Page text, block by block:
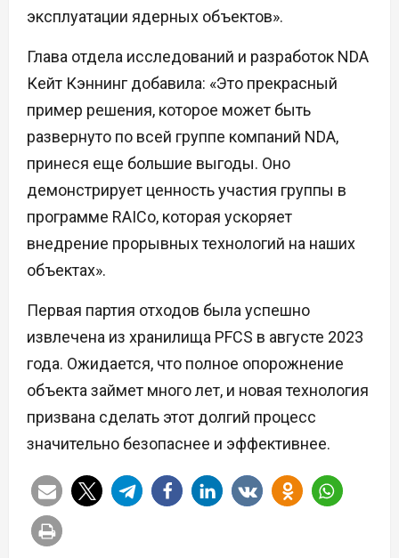
эксплуатации ядерных объектов».
Глава отдела исследований и разработок NDA
Кейт Кэннинг добавила: «Это прекрасный
пример решения, которое может быть
развернуто по всей группе компаний NDA,
принеся еще большие выгоды. Оно
демонстрирует ценность участия группы в
программе RAICo, которая ускоряет
внедрение прорывных технологий на наших
объектах».
Первая партия отходов была успешно
извлечена из хранилища PFCS в августе 2023
года. Ожидается, что полное опорожнение
объекта займет много лет, и новая технология
призвана сделать этот долгий процесс
значительно безопаснее и эффективнее.